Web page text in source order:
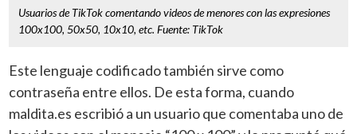
Usuarios de TikTok comentando videos de menores con las expresiones
100x100, 50x50, 10x10, etc. Fuente: TikTok
Este lenguaje codificado también sirve como
contraseña entre ellos. De esta forma, cuando
maldita.es escribió a un usuario que comentaba uno de